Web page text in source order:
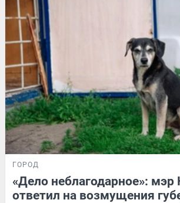
ГОРОД
«Дело неблагодарное»: мэр
ответил на возмущения